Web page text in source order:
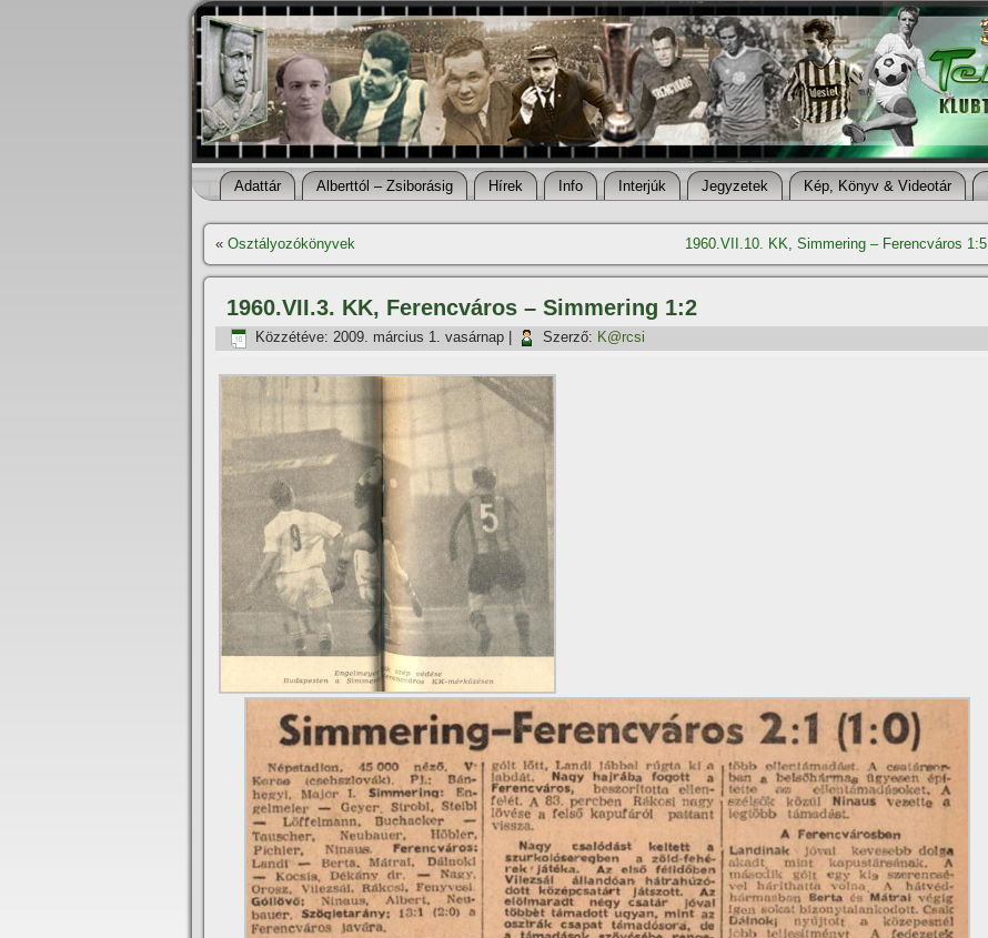
Adattár Alberttól – Zsiborásig Hí­rek Info Interjúk Jegyzetek Kép, Könyv & Videotár
« Osztályozókönyvek 1960.VII.10. KK, Simmering – Ferencváros 1:5
1960.VII.3. KK, Ferencváros – Simmering 1:2
Közzétéve: 2009. március 1. vasárnap Szerző: K@rcsi